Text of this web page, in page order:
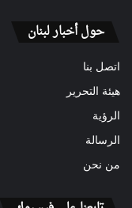
حول أخبار لبنان
اتصل بنا
هيئة التحرير
الرؤية
الرسالة
من نحن